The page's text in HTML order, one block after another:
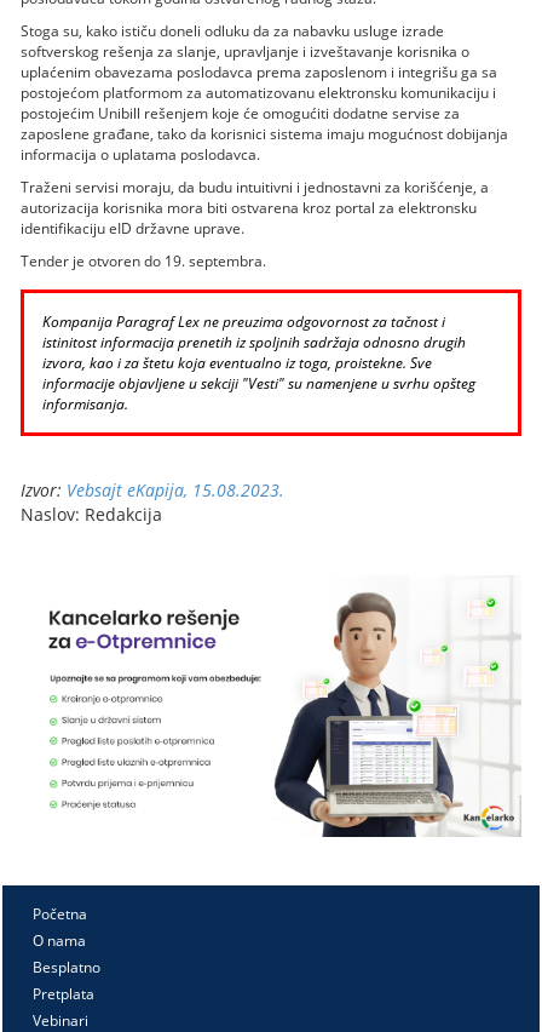
Stoga su, kako ističu doneli odluku da za nabavku usluge izrade
softverskog rešenja za slanje, upravljanje i izveštavanje korisnika o
uplaćenim obavezama poslodavca prema zaposlenom i integrišu ga sa
postojećom platformom za automatizovanu elektronsku komunikaciju i
postojećim Unibill rešenjem koje će omogućiti dodatne servise za
zaposlene građane, tako da korisnici sistema imaju mogućnost dobijanja
informacija o uplatama poslodavca.
Traženi servisi moraju, da budu intuitivni i jednostavni za korišćenje, a
autorizacija korisnika mora biti ostvarena kroz portal za elektronsku
identifikaciju eID državne uprave.
Tender je otvoren do 19. septembra.
Kompanija Paragraf Lex ne preuzima odgovornost za tačnost i
istinitost informacija prenetih iz spoljnih sadržaja odnosno drugih
izvora, kao i za štetu koja eventualno iz toga, proistekne. Sve
informacije objavljene u sekciji "Vesti" su namenjene u svrhu opšteg
informisanja.
Izvor: Vebsajt eKapija, 15.08.2023.
Naslov: Redakcija
Početna
O nama
Besplatno
Pretplata
Vebinari